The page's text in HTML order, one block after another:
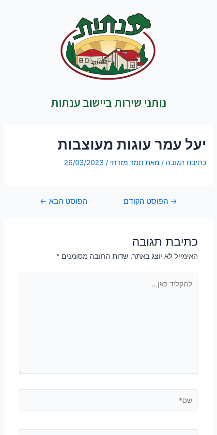
נותני שירות ביישוב ענתות
יעל עמר עוגות מעוצבות
כתיבת תגובה / מאתתמר מזרחי /
26/03/2023
→ הפוסט הקודם הפוסט הבא ←
כתיבת תגובה
האימייל לא יוצג באתר. שדות החובה מסומנים*